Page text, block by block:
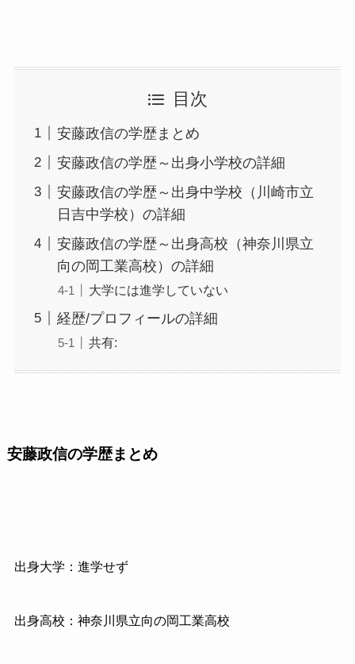
目次
安藤政信の学歴まとめ
安藤政信の学歴～出身小学校の詳細
安藤政信の学歴～出身中学校（川崎市立
日吉中学校）の詳細
安藤政信の学歴～出身高校（神奈川県立
向の岡工業高校）の詳細
大学には進学していない
経歴/プロフィールの詳細
共有:
安藤政信の学歴まとめ
出身大学：進学せず
出身高校：神奈川県立向の岡工業高校